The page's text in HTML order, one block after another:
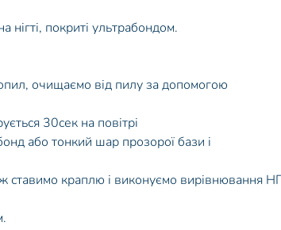
покриті ультрабондом.
очищаємо від пилу за допомогою
30сек на повітрі
або тонкий шар прозорої бази і
краплю і виконуємо вирівнювання